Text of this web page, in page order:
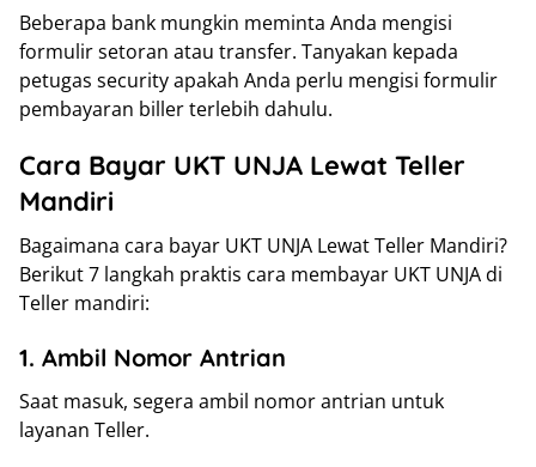
Beberapa bank mungkin meminta Anda mengisi
formulir setoran atau transfer. Tanyakan kepada
petugas security apakah Anda perlu mengisi formulir
pembayaran biller terlebih dahulu.
Cara Bayar UKT UNJA Lewat Teller
Mandiri
Bagaimana cara bayar UKT UNJA Lewat Teller Mandiri?
Berikut 7 langkah praktis cara membayar UKT UNJA di
Teller mandiri:
1. Ambil Nomor Antrian
Saat masuk, segera ambil nomor antrian untuk
layanan Teller.